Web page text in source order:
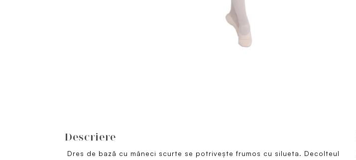
Descriere
Dres de bază cu mâneci scurte se potrivește frumos cu silueta. Decolteul